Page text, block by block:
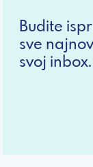
Budite
sve
svoj inbox.